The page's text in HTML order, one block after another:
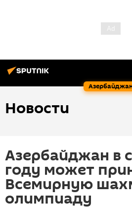
Новости
Азербайджан в
году может
Всемирную
олимпиаду